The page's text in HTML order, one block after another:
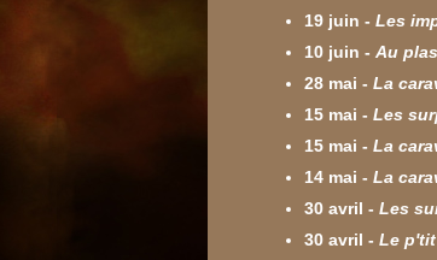
19 juin - Les
10 juin - Au
28 mai - La
15 mai - Les
15 mai - La
14 mai - La
30 avril - Les
30 avril - Le